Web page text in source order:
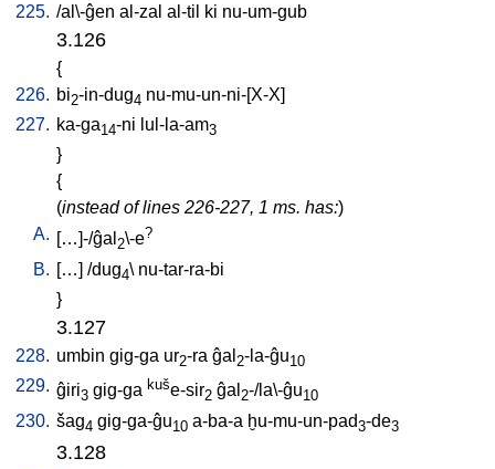
225. /al\-ĝen al-zal al-til ki nu-um-gub
3.126
{
226. bi2-in-dug4 nu-mu-un-ni-[X-X]
227. ka-ga14-ni lul-la-am3
}
{
(instead of lines 226-227, 1 ms. has:)
A. […]-/ĝal 2\-e?
B. […] /dug4\ nu-tar-ra-bi
}
3.127
228. umbin gig-ga ur2-ra ĝal 2-la-ĝu10
229. ĝiri3 gig-ga kuše-sir2 ĝal 2-/la\-ĝu10
230. šag4 gig-ga-ĝu10 a-ba-a ḫu-mu-un-pad3-de3
3.128